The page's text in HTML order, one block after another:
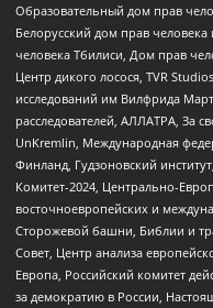
Образовательный дом прав
Белорусский дом прав
человека Тбилиси, Дом прав
Центр дикого лосося, TVR
исследований им Вилфрида
расследователей, АЛЛАТРА, За
UnKremlin, Международная
Финланд, Гудзоновский
Комитет-2024, Центрально-
восточноевропейских и
Сторожевой башни, Библии и
Совет, Центр анализа
Европа, Российский комитет
за демократию в России,